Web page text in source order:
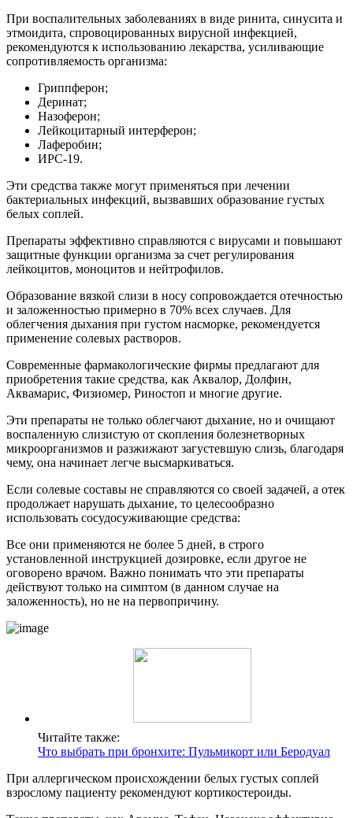
При воспалительных заболеваниях в виде ринита, синусита и
этмоидита, спровоцированных вирусной инфекцией,
рекомендуются к использованию лекарства, усиливающие
сопротивляемость организма:
Гриппферон;
Деринат;
Назоферон;
Лейкоцитарный интерферон;
Лаферобин;
ИРС-19.
Эти средства также могут применяться при лечении
бактериальных инфекций, вызвавших образование густых
белых соплей.
Препараты эффективно справляются с вирусами и повышают
защитные функции организма за счет регулирования
лейкоцитов, моноцитов и нейтрофилов.
Образование вязкой слизи в носу сопровождается отечностью
и заложенностью примерно в 70% всех случаев. Для
облегчения дыхания при густом насморке, рекомендуется
применение солевых растворов.
Современные фармакологические фирмы предлагают для
приобретения такие средства, как Аквалор, Долфин,
Аквамарис, Физиомер, Риностоп и многие другие.
Эти препараты не только облегчают дыхание, но и очищают
воспаленную слизистую от скопления болезнетворных
микроорганизмов и разжижают загустевшую слизь, благодаря
чему, она начинает легче высмаркиваться.
Если солевые составы не справляются со своей задачей, а отек
продолжает нарушать дыхание, то целесообразно
использовать сосудосуживающие средства:
Все они применяются не более 5 дней, в строго
установленной инструкцией дозировке, если другое не
оговорено врачом. Важно понимать что эти препараты
действуют только на симптом (в данном случае на
заложенность), но не на первопричину.
Читайте также:
Что выбрать при бронхите: Пульмикорт или Беродуал
При аллергическом происхождении белых густых соплей
взрослому пациенту рекомендуют кортикостероиды.